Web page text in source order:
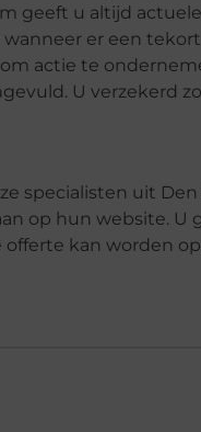
geeft u altijd
er een
actie te
U verzekerd
specialisten uit Den
op hun website. U
kan worden